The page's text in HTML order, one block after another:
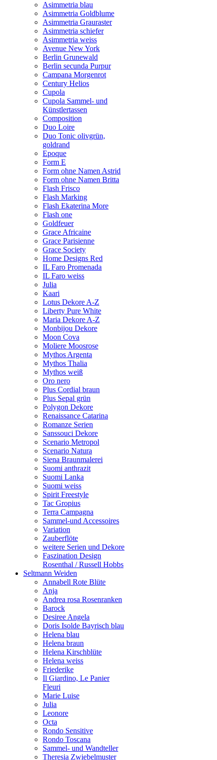
Asimmetria blau
Asimmetria Goldblume
Asimmetria Grauraster
Asimmetria schiefer
Asimmetria weiss
Avenue New York
Berlin Grunewald
Berlin secunda Purpur
Campana Morgenrot
Century Helios
Cupola
Cupola Sammel- und
Künstlertassen
Composition
Duo Loire
Duo Tonic olivgrün,
goldrand
Epoque
Form E
Form ohne Namen Astrid
Form ohne Namen Britta
Flash Frisco
Flash Marking
Flash Ekaterina More
Flash one
Goldfeuer
Grace Africaine
Grace Parisienne
Grace Society
Home Designs Red
IL Faro Promenada
IL Faro weiss
Julia
Kaari
Lotus Dekore A-Z
Liberty Pure White
Maria Dekore A-Z
Monbijou Dekore
Moon Cova
Moliere Moosrose
Mythos Argenta
Mythos Thalia
Mythos weiß
Oro nero
Plus Cordial braun
Plus Sepal grün
Polygon Dekore
Renaissance Catarina
Romanze Serien
Sanssouci Dekore
Scenario Metropol
Scenario Natura
Siena Braunmalerei
Suomi anthrazit
Suomi Lanka
Suomi weiss
Spirit Freestyle
Tac Gropius
Terra Campagna
Sammel-und Accessoires
Variation
Zauberflöte
weitere Serien und Dekore
Faszination Design
Rosenthal / Russell Hobbs
Seltmann Weiden
Annabell Rote Blüte
Anja
Andrea rosa Rosenranken
Barock
Desiree Angela
Doris Isolde Bayrisch blau
Helena blau
Helena braun
Helena Kirschblüte
Helena weiss
Friederike
Il Giardino, Le Panier
Fleuri
Marie Luise
Julia
Leonore
Octa
Rondo Sensitive
Rondo Toscana
Sammel- und Wandteller
Theresia Zwiebelmuster